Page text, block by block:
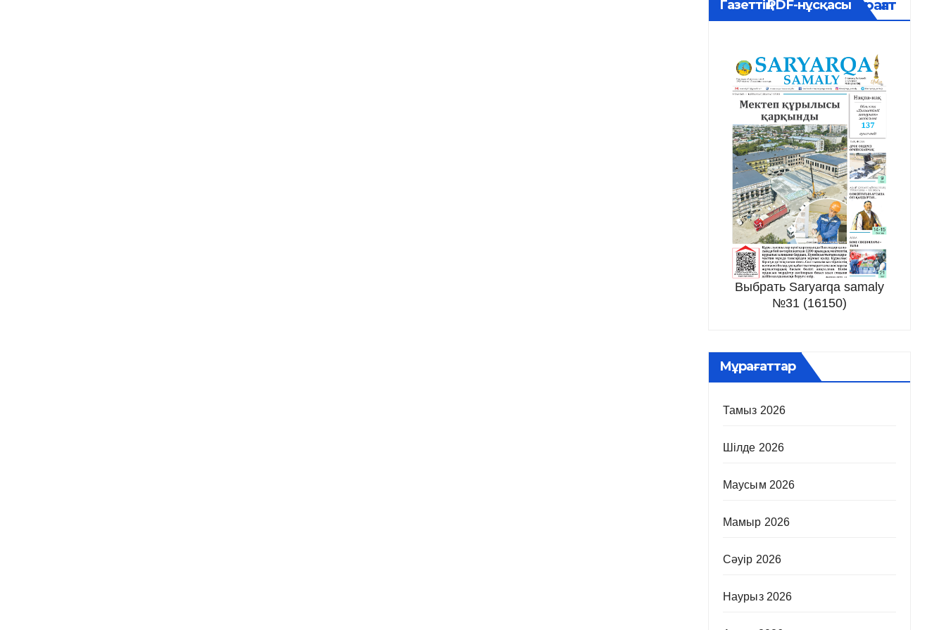
Газеттің PDF-нұсқасыМұрағат
Выбрать Saryarqa samaly
№31 (16150)
Мұрағаттар
Тамыз 2026
Шілде 2026
Маусым 2026
Мамыр 2026
Сәуір 2026
Наурыз 2026